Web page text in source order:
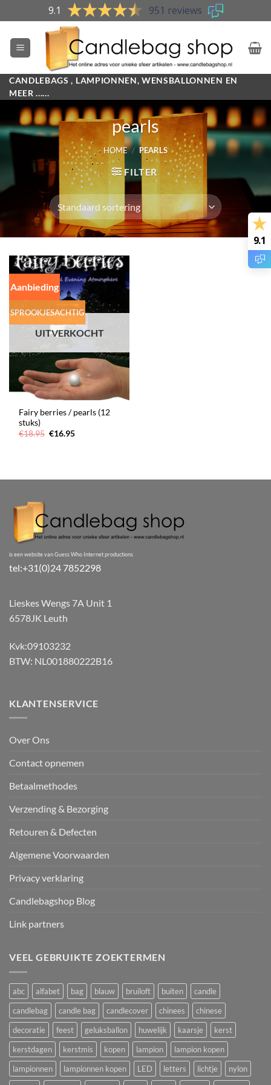
to
content
9.1 951 reviews
CANDLEBAGS , LAMPIONNEN, WENSBALLONNEN EN
MEER ......
pearls
HOME / PEARLS
FILTER
Aanbieding
SPROOKJESACHTIG
UITVERKOCHT
Fairy berries / pearls (12
stuks)
€18.95 Oorspronkelijke
€16.95Huidige
is een website van Guess Who Internet productions
tel:+31(0)24 7852298
Lieskes Wengs 7A Unit 1
6578JK Leuth
Kvk:09103232
BTW: NL001880222B16
KLANTENSERVICE
Over Ons
Contact opnemen
Betaalmethodes
Verzending & Bezorging
Retouren & Defecten
Algemene Voorwaarden
Privacy verklaring
Candlebagshop Blog
Link partners
VEEL GEBRUIKTE ZOEKTERMEN
abc alfabet bag blauw bruiloft buiten
candle
candlebag
candle bag candlecover chinees
chinese
decoratie
feest geluksballon huwelijk kaarsje
kerst
kerstdagen
kerstmis kopen lampion
lampion kopen
lampionnen
lampionnen kopen LED letters lichtje
nylon
9.1